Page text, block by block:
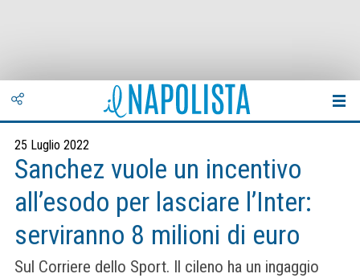
25 Luglio 2022
Sanchez vuole un incentivo
all’esodo per lasciare l’Inter:
serviranno 8 milioni di euro
Sul Corriere dello Sport. Il cileno ha un ingaggio